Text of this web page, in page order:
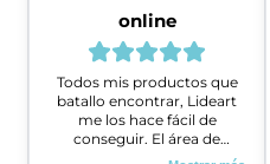
online
Todos mis productos que
batallo encontrar, Lideart
me los hace fácil de
conseguir. El área de
ventas es super amable y